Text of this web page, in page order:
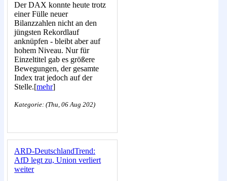
Der DAX konnte heute trotz
einer Fülle neuer
Bilanzzahlen nicht an den
jüngsten Rekordlauf
anknüpfen - bleibt aber auf
hohem Niveau. Nur für
Einzeltitel gab es größere
Bewegungen, der gesamte
Index trat jedoch auf der
Stelle.[mehr]
Kategorie: (Thu, 06 Aug 202)
ARD-DeutschlandTrend:
AfD legt zu, Union verliert
weiter